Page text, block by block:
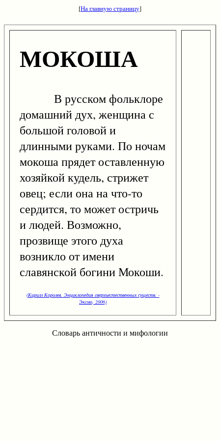
[На главную страницу]
МОКОША
В русском фольклоре
домашний дух, женщина с
большой головой и
длинными руками. По ночам
мокоша прядет оставленную
хозяйкой кудель, стрижет
овец; если она на что-то
сердится, то может остричь
и людей. Возможно,
прозвище этого духа
возникло от имени
славянской богини Мокоши.
(Кирилл Королев. Энциклопедия сверхъестественных существ. -
Эксмо, 2006)
Словарь античности и мифологии